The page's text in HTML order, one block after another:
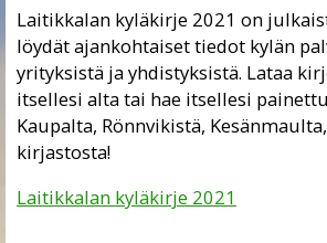
Laitikkalan kyläkirje 2021 on
löydät ajankohtaiset tiedot kylän
yrityksistä ja yhdistyksistä. Lataa
itsellesi alta tai hae itsellesi
Kaupalta, Rönnvikistä,
kirjastosta!
Laitikkalan kyläkirje 2021